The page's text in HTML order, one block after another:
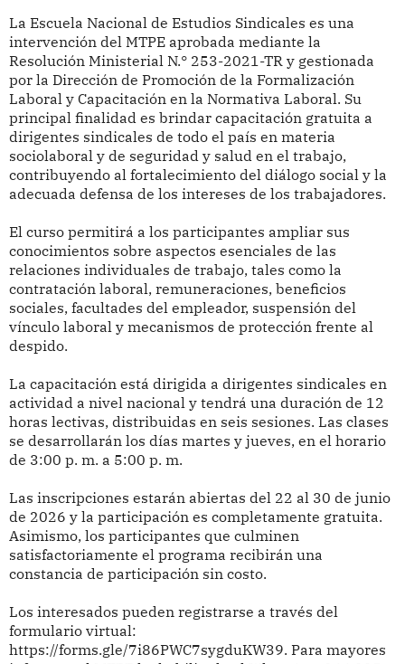
La Escuela Nacional de Estudios Sindicales es una
intervención del MTPE aprobada mediante la
Resolución Ministerial N.° 253-2021-TR y gestionada
por la Dirección de Promoción de la Formalización
Laboral y Capacitación en la Normativa Laboral. Su
principal finalidad es brindar capacitación gratuita a
dirigentes sindicales de todo el país en materia
sociolaboral y de seguridad y salud en el trabajo,
contribuyendo al fortalecimiento del diálogo social y la
adecuada defensa de los intereses de los trabajadores.
El curso permitirá a los participantes ampliar sus
conocimientos sobre aspectos esenciales de las
relaciones individuales de trabajo, tales como la
contratación laboral, remuneraciones, beneficios
sociales, facultades del empleador, suspensión del
vínculo laboral y mecanismos de protección frente al
despido.
La capacitación está dirigida a dirigentes sindicales en
actividad a nivel nacional y tendrá una duración de 12
horas lectivas, distribuidas en seis sesiones. Las clases
se desarrollarán los días martes y jueves, en el horario
de 3:00 p. m. a 5:00 p. m.
Las inscripciones estarán abiertas del 22 al 30 de junio
de 2026 y la participación es completamente gratuita.
Asimismo, los participantes que culminen
satisfactoriamente el programa recibirán una
constancia de participación sin costo.
Los interesados pueden registrarse a través del
formulario virtual:
https://forms.gle/7i86PWC7sygduKW39. Para mayores